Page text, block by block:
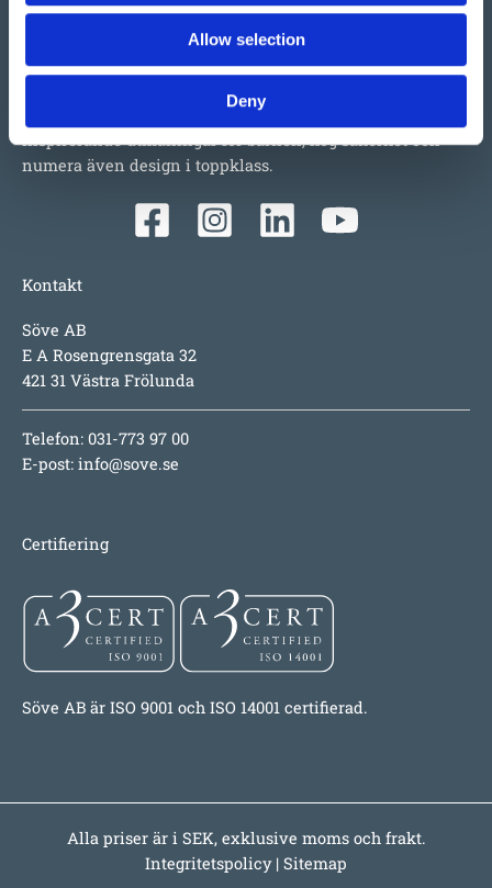
Allow selection
Deny
Vi har så mycket vi skulle vilja berätta om detta både
stora och lilla företag i Ulefoss, Norge. Ett familjeföretag
som i snart 50 år tillverkat och sålt lekplatsutrustning,
parkmöbler m.m. i Norden. Tillväxten beror faktiskt mest
på produkterna i sig; underhållsfritt, lång garanti,
inspirerande utmaningar för barnen, hög säkerhet och
numera även design i toppklass.
Kontakt
Söve AB
E A Rosengrensgata 32
421 31 Västra Frölunda
Telefon: 031-773 97 00
E-post: info@sove.se
Certifiering
Söve AB är ISO 9001 och ISO 14001 certifierad.
Alla priser är i SEK, exklusive moms och frakt.
Integritetspolicy| Sitemap